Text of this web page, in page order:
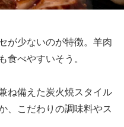
が少ないのが特徴。羊肉
べやすいそう。
ね備えた炭火焼スタイル
、こだわりの調味料やス